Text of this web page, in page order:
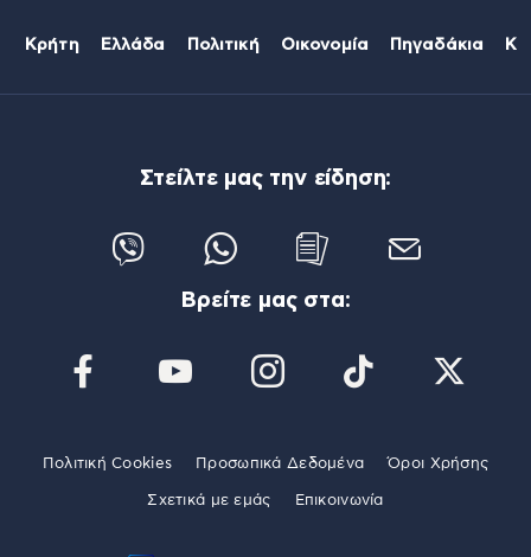
Κρήτη Ελλάδα Πολιτική Οικονομία Πηγαδάκια
Στείλτε μας την είδηση:
Βρείτε μας στα:
Πολιτική Cookies Προσωπικά Δεδομένα Όροι Χρήσης
Σχετικά με εμάς Επικοινωνία